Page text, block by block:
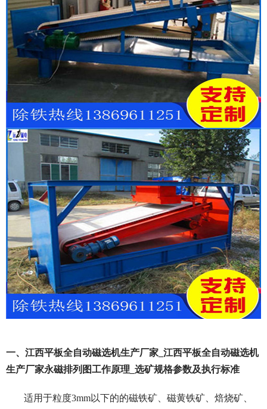
一、江西平板全自动磁选机生产厂家_江西平板全自动磁选机
生产厂家永磁排列图工作原理_选矿规格参数及执行标准
适用于粒度3mm以下的的磁铁矿、磁黄铁矿、焙烧矿、